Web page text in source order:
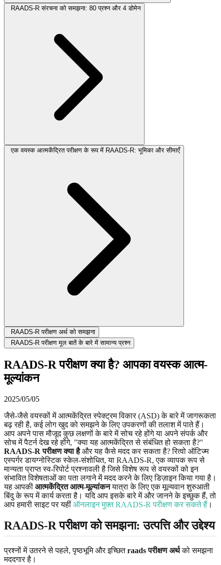
RAADS-R संरचना को समझना: 80 प्रश्न और 4 डोमेन
एक वयस्क आत्मकेंद्रित परीक्षण के रूप में RAADS-R: भूमिका और सीमाएँ
RAADS-R परीक्षण अर्थ को समझना
RAADS-R परीक्षण मूल बातें के बारे में सामान्य प्रश्न
RAADS-R परीक्षण क्या है? आपका वयस्क आत्म-
मूल्यांकन
2025/05/05
जैसे-जैसे वयस्कों में आत्मकेंद्रित स्पेक्ट्रम विकार (ASD) के बारे में जागरूकता
बढ़ रही है, कई लोग खुद को समझने के लिए उपकरणों की तलाश में पाते हैं।
आप अपने पास मौजूद कुछ लक्षणों के बारे में सोच रहे होंगे या अपने संपर्क और
सोच में पैटर्न देख रहे होंगे, "क्या यह आत्मकेंद्रित से संबंधित हो सकता है?"
RAADS-R परीक्षण क्या हैऔर यह कैसे मदद कर सकता है? रित्वो ऑटिज्म
एस्पर्गर डायग्नोस्टिक स्केल-संशोधित, या RAADS-R, एक व्यापक रूप से
मान्यता प्राप्त स्व-रिपोर्ट प्रश्नावली है जिसे विशेष रूप से वयस्कों को इन
संभावित विशेषताओं का पता लगाने में मदद करने के लिए डिज़ाइन किया गया है।
यह आपकी आत्मकेंद्रित आत्म-मूल्यांकनयात्रा के लिए एक मूल्यवान शुरुआती
बिंदु के रूप में कार्य करता है। यदि आप इसके बारे में और जानने के इच्छुक हैं, तो
आप हमारी साइट पर यहीं ऑनलाइन मुफ़्त RAADS-R परीक्षण कर सकते हैं ।
RAADS-R परीक्षण को समझना: उत्पत्ति और उद्देश्य
प्रश्नों में उतरने से पहले, पृष्ठभूमि और इच्छितraads परीक्षण अर्थको समझना
मददगार है।